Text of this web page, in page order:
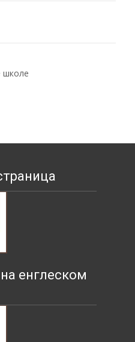
школе
енглеском